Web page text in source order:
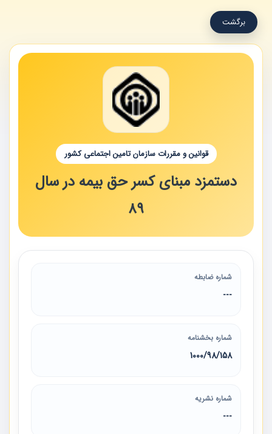
برگشت
قوانین و مقررات سازمان تامین اجتماعی کشور
دستمزد مبنای کسر حق بیمه در سال
89
شماره ضابطه
---
شماره بخشنامه
1000/98/158
شماره نشریه
---